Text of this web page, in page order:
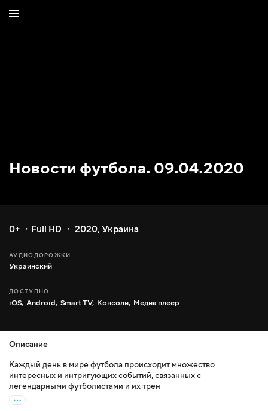
Новости футбола. 09.04.2020
0+ Full HD 2020, Украина
АУДИОДОРОЖКИ
Украинский
ДОСТУПНО
iOS, Android, Smart TV, Консоли, Медиа плеер
Описание
Каждый день в мире футбола происходит множество
интересных и интригующих событий, связанных с
легендарными футболистами и их трен